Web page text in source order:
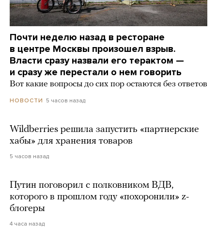
Почти неделю назад в ресторане
в центре Москвы произошел взрыв.
Власти сразу назвали его терактом —
и сразу же перестали о нем говорить
Вот какие вопросы до сих пор остаются без ответов
НОВОСТИ 5 часов назад
Wildberries решила запустить «партнерские
хабы» для хранения товаров
5 часов назад
Путин поговорил с полковником ВДВ,
которого в прошлом году «похоронили» z-
блогеры
4 часа назад